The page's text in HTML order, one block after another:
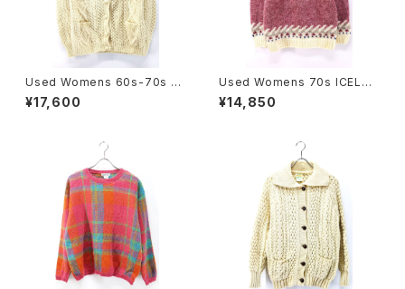
Used Womens 60s-70s H
eron GARMENT Ivory Wool
Fisherman Aran Knit Cardig
¥17,600
Used Womens 70s ICELAN
D Hilda Ltd Pale Pink Nordi
c Wool Knit Size M 古着
¥14,850